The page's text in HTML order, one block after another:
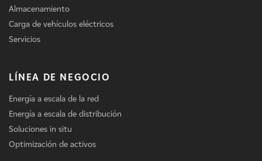
Almacenamiento
Carga de vehículos eléctricos
Servicios
LÍNEA DE NEGOCIO
Energía a escala de la red
Energía a escala de distribución
Soluciones in situ
Optimización de activos